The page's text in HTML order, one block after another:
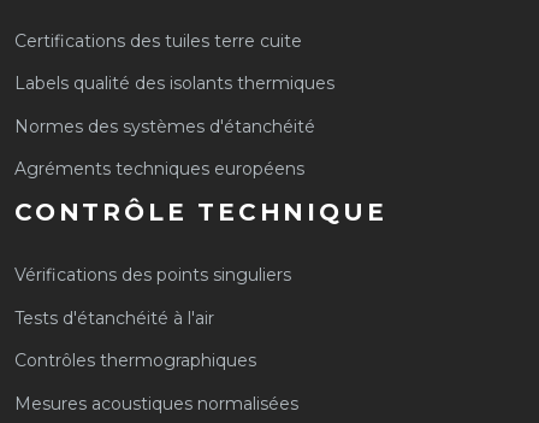
Certifications des tuiles terre cuite
Labels qualité des isolants thermiques
Normes des systèmes d'étanchéité
Agréments techniques européens
CONTRÔLE TECHNIQUE
Vérifications des points singuliers
Tests d'étanchéité à l'air
Contrôles thermographiques
Mesures acoustiques normalisées